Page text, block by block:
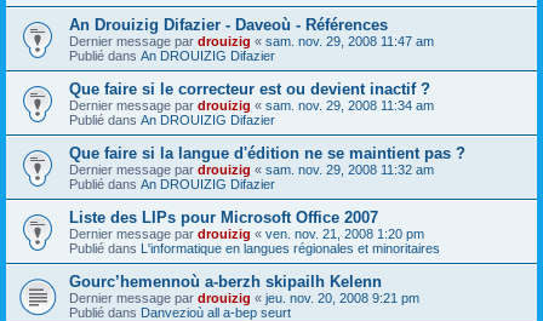
An Drouizig Difazier - Daveoù - Références
Dernier message par drouizig « sam. nov. 29, 2008 11:47 am
Publié dans An DROUIZIG Difazier
Que faire si le correcteur est ou devient inactif ?
Dernier message par drouizig « sam. nov. 29, 2008 11:34 am
Publié dans An DROUIZIG Difazier
Que faire si la langue d'édition ne se maintient pas ?
Dernier message par drouizig « sam. nov. 29, 2008 11:32 am
Publié dans An DROUIZIG Difazier
Liste des LIPs pour Microsoft Office 2007
Dernier message par drouizig « ven. nov. 21, 2008 1:20 pm
Publié dans L'informatique en langues régionales et minoritaires
Gourc’hemennoù a-berzh skipailh Kelenn
Dernier message par drouizig « jeu. nov. 20, 2008 9:21 pm
Publié dans Danvezioù all a-bep seurt